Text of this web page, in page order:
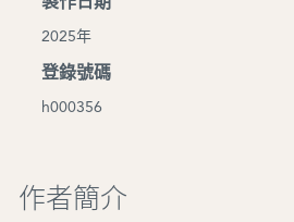
2025年
登錄號碼
h000356
作者簡介